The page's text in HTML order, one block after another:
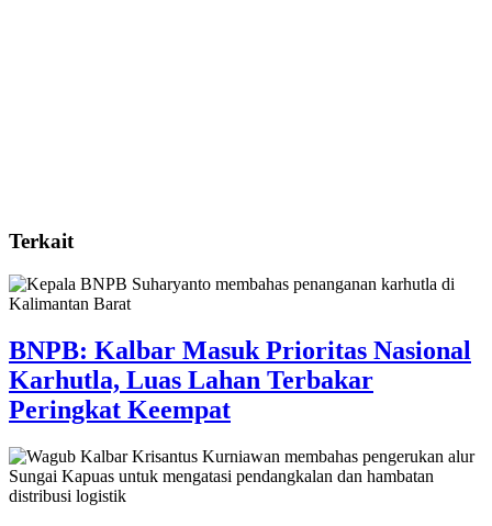
Terkait
BNPB: Kalbar Masuk Prioritas Nasional
Karhutla, Luas Lahan Terbakar
Peringkat Keempat